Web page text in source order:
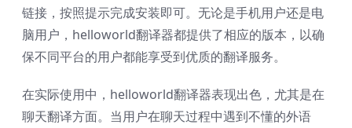
链接，按照提示完成安装即可。无论是手机用户还是电
脑用户，helloworld翻译器都提供了相应的版本，以确
保不同平台的用户都能享受到优质的翻译服务。
在实际使用中，helloworld翻译器表现出色，尤其是在
聊天翻译方面。当用户在聊天过程中遇到不懂的外语